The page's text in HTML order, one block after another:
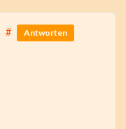
# Antworten